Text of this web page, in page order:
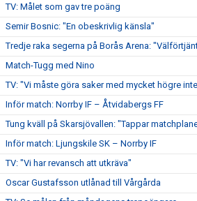
TV: Målet som gav tre poäng
Semir Bosnic: "En obeskrivlig känsla"
Tredje raka segerna på Borås Arena:
Match-Tugg med Nino
TV: "Vi måste göra saker med mycket högre
Inför match: Norrby IF – Åtvidabergs FF
Tung kväll på Skarsjövallen: "Tappar
Inför match: Ljungskile SK – Norrby IF
TV: "Vi har revansch att utkräva"
Oscar Gustafsson utlånad till Vårgårda